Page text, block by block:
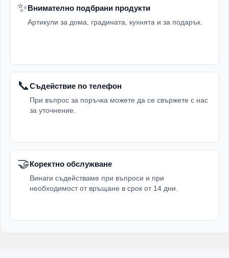
✨Внимателно подбрани продукти
Артикули за дома, градината, кухнята и за подарък.
📞Съдействие по телефон
При въпрос за поръчка можете да се свържете с нас
за уточнение.
🤝Коректно обслужване
Винаги съдействаме при въпроси и при
необходимост от връщане в срок от 14 дни.